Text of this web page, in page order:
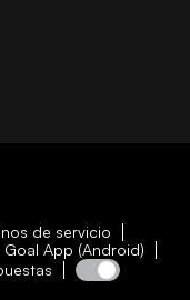
de servicio
Goal App (Android)